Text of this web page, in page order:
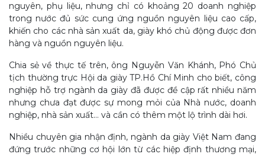
nguyên, phụ liệu, nhưng chỉ có khoảng 20 doanh nghiệp
trong nước đủ sức cung ứng nguồn nguyên liệu cao cấp,
khiến cho các nhà sản xuất da, giày khó chủ động được đơn
hàng và nguồn nguyên liệu.
Chia sẻ về thực tế trên, ông Nguyễn Văn Khánh, Phó Chủ
tịch thường trực Hội da giày TP.Hồ Chí Minh cho biết, công
nghiệp hỗ trợ ngành da giày đã được đề cập rất nhiều năm
nhưng chưa đạt được sự mong mỏi của Nhà nước, doanh
nghiệp, nhà sản xuất… và cần có thêm một lộ trình dài hơi.
Nhiều chuyên gia nhận định, ngành da giày Việt Nam đang
đứng trước những cơ hội lớn từ các hiệp định thương mại,